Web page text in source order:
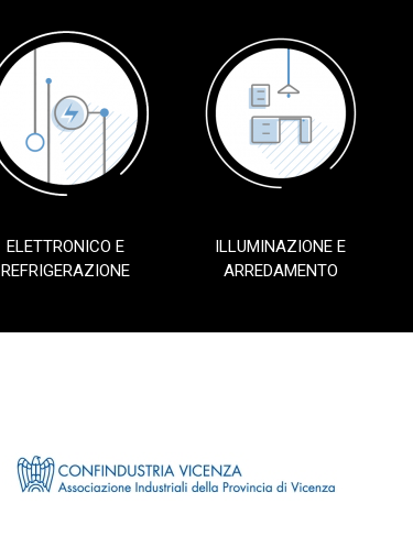
ELETTRONICO E
REFRIGERAZIONE
ILLUMINAZIONE E
ARREDAMENTO